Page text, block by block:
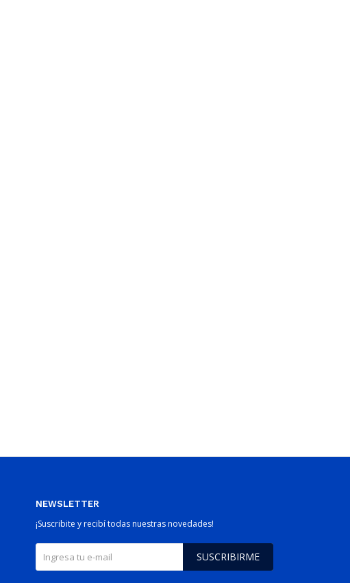
NEWSLETTER
¡Suscribite y recibí todas nuestras novedades!
SUSCRIBIRME